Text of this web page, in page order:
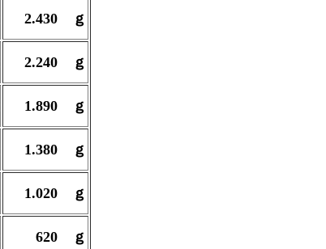
2.430 ｇ
2.240 ｇ
1.890 ｇ
1.380 ｇ
1.020 ｇ
620 ｇ